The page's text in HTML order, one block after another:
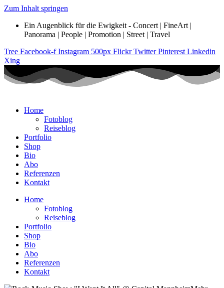
Zum Inhalt springen
Ein Augenblick für die Ewigkeit - Concert | FineArt |
Panorama | People | Promotion | Street | Travel
Tree Facebook-f Instagram 500px Flickr Twitter Pinterest Linkedin
Xing
Home
Fotoblog
Reiseblog
Portfolio
Shop
Bio
Abo
Referenzen
Kontakt
Home
Fotoblog
Reiseblog
Portfolio
Shop
Bio
Abo
Referenzen
Kontakt